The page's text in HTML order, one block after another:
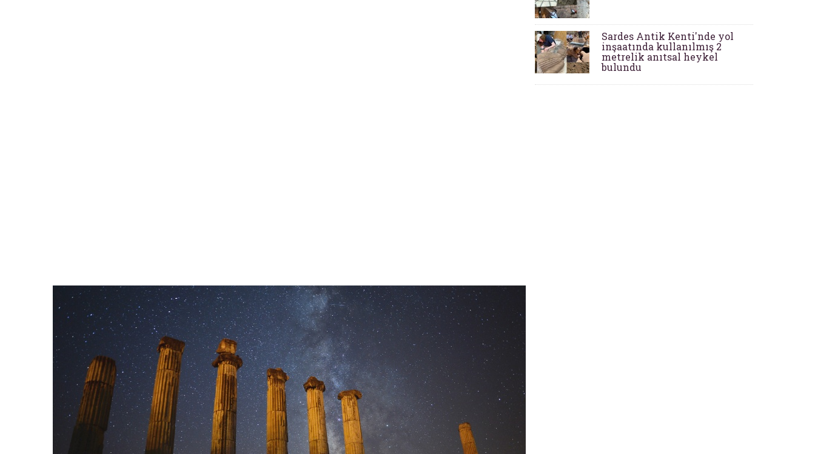
Sardes Antik Kenti'nde yol
inşaatında kullanılmış 2
metrelik anıtsal heykel
bulundu